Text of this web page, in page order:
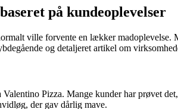
på kundeoplevelser
ville forvente en lækker
og detaljeret artikel om
Pizza. Mange kunder har prøvet
der gav dårlig mave.